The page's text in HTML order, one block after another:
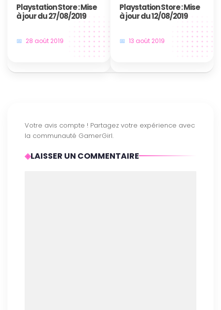
Playstation Store : Mise
à jour du 27/08/2019
28 août 2019
Playstation Store : Mise
à jour du 12/08/2019
13 août 2019
LAISSER UN COMMENTAIRE